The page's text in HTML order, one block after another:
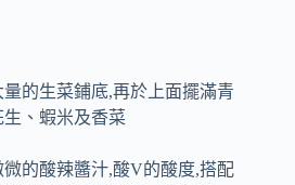
的生菜鋪底,再於上面擺滿青
、蝦米及香菜
的酸辣醬汁,酸V的酸度,搭配